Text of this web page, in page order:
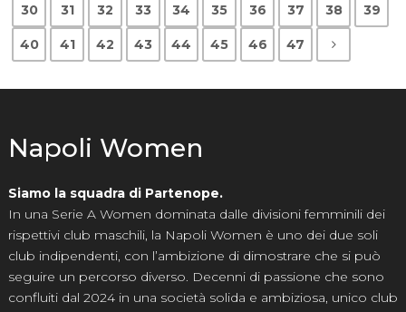
30 31 32 33 34 35 36 37 38 39
40 41 42 43 44 45 46 47
Napoli Women
Siamo la squadra di Partenope.
In una Serie A Women dominata dalle divisioni femminili dei
rispettivi club maschili, la Napoli Women è uno dei due soli
club indipendenti, con l’ambizione di dimostrare che si può
seguire un percorso diverso. Decenni di passione che sono
confluiti dal 2024 in una società solida e ambiziosa, unico club